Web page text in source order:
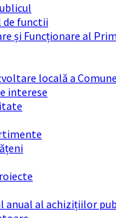
de functii
și Funcționare al
locală a
interese
anual al achizițiilor